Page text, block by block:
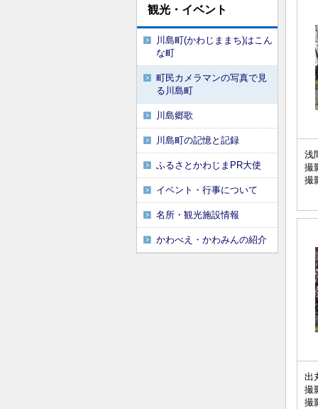
観光・イベント
川島町(かわじままち)はこん
な町
町民カメラマンの写真で見
る川島町
川島郷歌
川島町の記憶と記録
ふるさとかわじまPR大使
イベント・行事について
名所・観光施設情報
かわべえ・かわみんの紹介
浅
撮
撮
出
撮
撮